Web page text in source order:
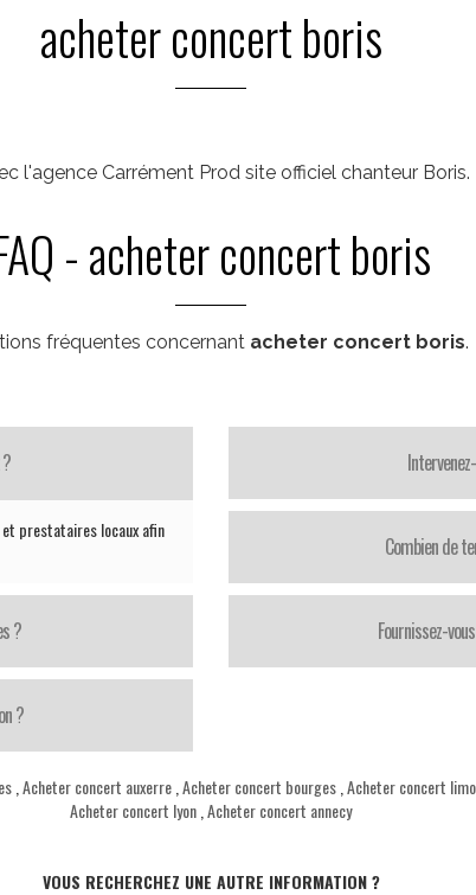
acheter concert boris
l'agence Carrément Prod site officiel chanteur
- acheter concert boris
fréquentes concernant acheter concert boris.
prestataires locaux afin
?
?
Combien de
Fournissez-
Acheter concert auxerre Acheter concert bourges Acheter concert
Acheter concert lyon Acheter concert annecy
VOUS RECHERCHEZ UNE AUTRE INFORMATION ?